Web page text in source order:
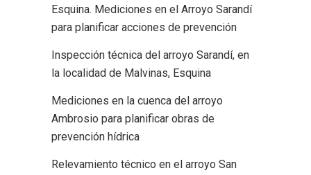
Esquina. Mediciones en el Arroyo Sarandí
para planificar acciones de prevención
Inspección técnica del arroyo Sarandí, en
la localidad de Malvinas, Esquina
Mediciones en la cuenca del arroyo
Ambrosio para planificar obras de
prevención hídrica
Relevamiento técnico en el arroyo San